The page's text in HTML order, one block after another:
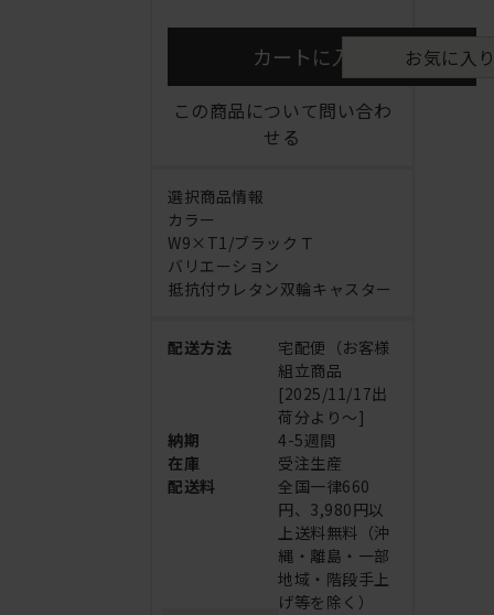
カートに入れる お気に入
この商品について問い合わ
せる
選択商品情報
カラー
W9×T1/ブラックＴ
バリエーション
抵抗付ウレタン双輪キャスター
配送方法
宅配便（お客様
組立商品
[2025/11/17出
荷分より～]
納期
4-5週間
在庫
受注生産
配送料
全国一律660
円、3,980円以
上送料無料（沖
縄・離島・一部
地域・階段手上
げ等を除く）